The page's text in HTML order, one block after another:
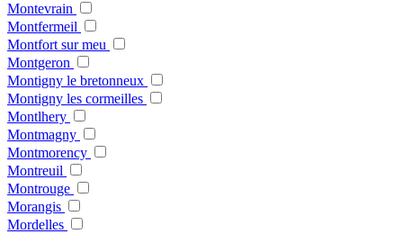
Montevrain
Montfermeil
Montfort sur meu
Montgeron
Montigny le bretonneux
Montigny les cormeilles
Montlhery
Montmagny
Montmorency
Montreuil
Montrouge
Morangis
Mordelles